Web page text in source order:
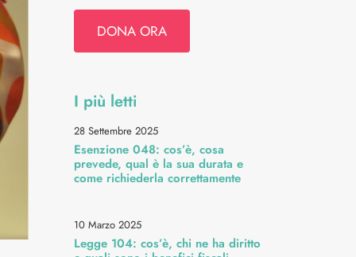
DONA ORA
I più letti
28 Settembre 2025
Esenzione 048: cos’è, cosa
prevede, qual è la sua durata e
come richiederla correttamente
10 Marzo 2025
Legge 104: cos’è, chi ne ha diritto